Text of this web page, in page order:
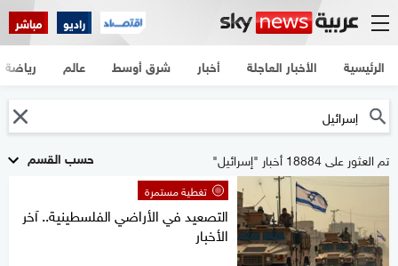
راديو مباشر
الرئيسية الأخبار العاجلة أخبار شرق أوسط عالم رياضة
حسب القسم تم العثور على 18884 أخبار "إسرائيل"
تغطية مستمرة
التصعيد في الأراضي الفلسطينية.. آخر
الأخبار